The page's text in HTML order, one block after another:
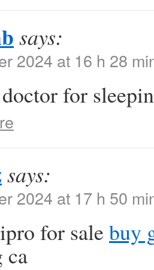
says:
2024 at 16 h 28
for
says:
2024 at 17 h 50
for sale buy
ca